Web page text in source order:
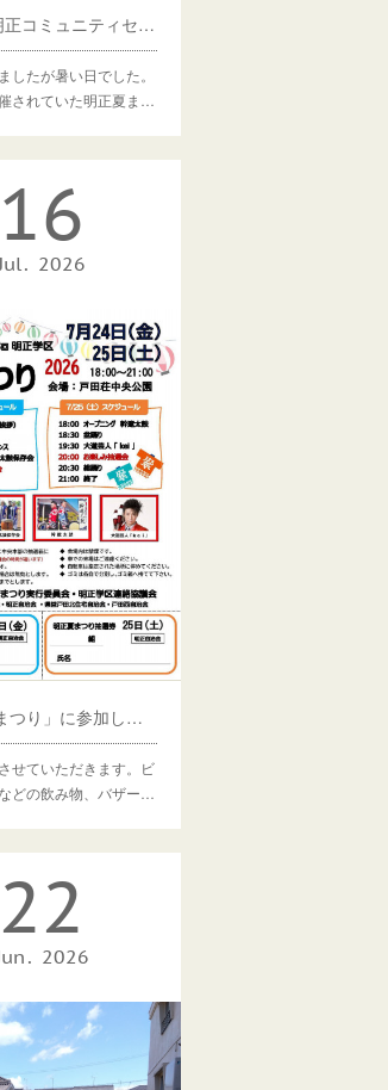
7月26日明正コミュニティセンターでひよっこ食堂しました
したが暑い日でした。
されていた明正夏ま…
16
Jul 2026
「明正夏まつり」に参加します
せていただきます。ビ
どの飲み物、バザー…
22
2026